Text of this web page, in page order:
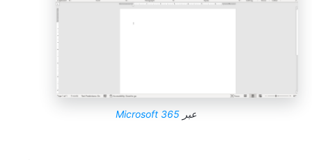
عبر Microsoft 365